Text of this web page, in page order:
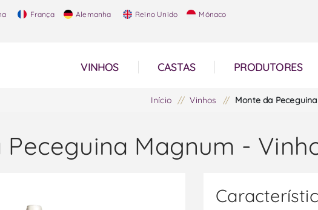
França Alemanha Reino Unido Mónaco
VINHOS CASTAS PRODUTORES
Início / Vinhos / Monte da
Peceguina Magnum -